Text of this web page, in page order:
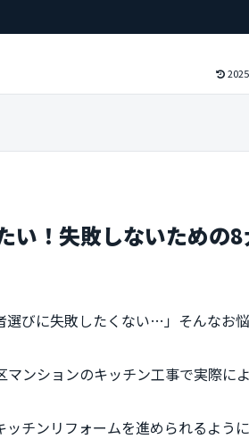
い！失敗しないための
選びに失敗したくない…」そんなお
ンションのキッチン工事で実際に
チンリフォームを進められるよう